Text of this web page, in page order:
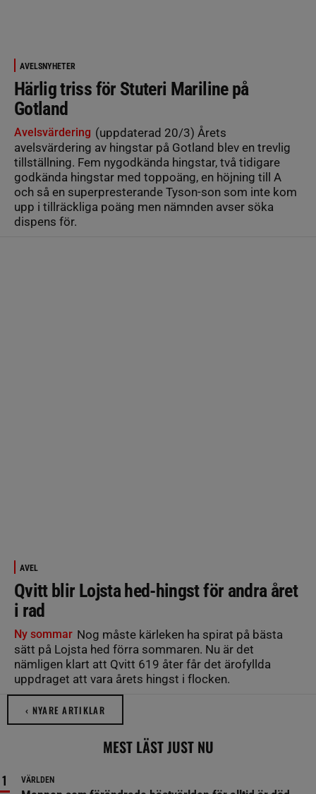
AVELSNYHETER
Härlig triss för Stuteri Mariline på
Gotland
Avelsvärdering (uppdaterad 20/3) Årets
avelsvärdering av hingstar på Gotland blev en trevlig
tillställning. Fem nygodkända hingstar, två tidigare
godkända hingstar med toppoäng, en höjning till A
och så en superpresterande Tyson-son som inte kom
upp i tillräckliga poäng men nämnden avser söka
dispens för.
AVEL
Qvitt blir Lojsta hed-hingst för andra året
i rad
Ny sommar Nog måste kärleken ha spirat på bästa
sätt på Lojsta hed förra sommaren. Nu är det
nämligen klart att Qvitt 619 åter får det ärofyllda
uppdraget att vara årets hingst i flocken.
‹ NYARE ARTIKLAR
MEST LÄST JUST NU
VÄRLDEN